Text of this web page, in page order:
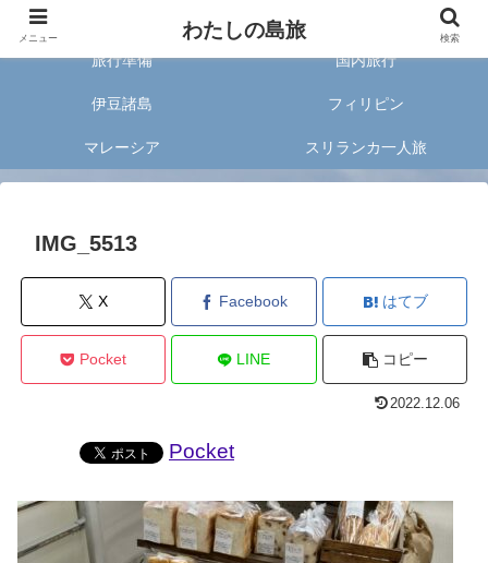
旅好きな20代女子が案内する旅のあれこれ✈︎
旅行準備 国内旅行
伊豆諸島 フィリピン
マレーシア スリランカ一人旅
IMG_5513
X Facebook はてブ
Pocket LINE コピー
2022.12.06
Pocket
メニュー わたしの島旅 検索